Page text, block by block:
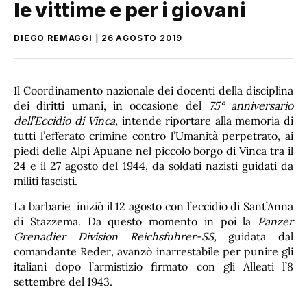
le vittime e per i giovani
DIEGO REMAGGI 26 AGOSTO 2019
Il Coordinamento nazionale dei docenti della disciplina
dei diritti umani, in occasione del
75° anniversario
dell’Eccidio di Vinca, intende riportare alla memoria di
tutti l’efferato crimine contro l’Umanità perpetrato, ai
piedi delle Alpi Apuane nel piccolo borgo di Vinca tra il
24 e il 27 agosto del 1944, da soldati nazisti guidati da
militi fascisti.
La barbarie iniziò il 12 agosto con l’eccidio di Sant’Anna
di Stazzema. Da questo momento in poi la Panzer
Grenadier Division Reichsfuhrer-SS, guidata dal
comandante Reder,avanzò inarrestabile per punire gli
italiani dopo l’armistizio firmato con gli Alleati l’8
settembre del 1943.